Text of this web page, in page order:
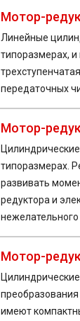
Мотор-
Линейные
типоразмерах,
передаточных
Мотор-
типоразмерах.
развивать
редуктора и
Мотор-
Цилиндрические
имеют